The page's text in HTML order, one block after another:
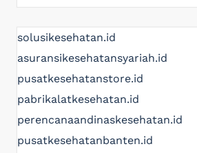
solusikesehatan.id
asuransikesehatansyariah.id
pusatkesehatanstore.id
pabrikalatkesehatan.id
perencanaandinaskesehatan.id
pusatkesehatanbanten.id